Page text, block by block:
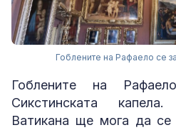
Гоблените на Рафаело се
Гоблените на
Сикстинската
Ватикана ще мога да се